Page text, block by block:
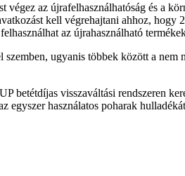
az újrafelhasználhatóság és a
kell végrehajtani ahhoz,
az újrahasználható
ugyanis többek között a
betétdíjas visszaváltási rendszeren
használatos poharak